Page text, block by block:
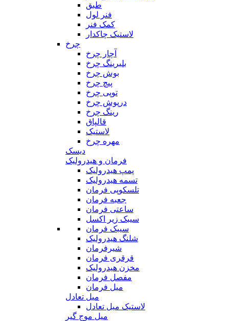
طبق
فنر لول
کمک فنر
لاستیک چاکدار
چرخ
آچار چرخ
بلبرینگ چرخ
بوش چرخ
پیچ چرخ
توپی چرخ
درپوش چرخ
رینگ چرخ
قالپاق
لاستیک
مهره چرخ
دیسک
فرمان و هیدرولیک
پمپ هیدرولیک
تسمه هیدرولیک
تلسکوپی فرمان
جعبه فرمان
ساعتی فرمان
سیبک زیر اکسل
سیبک فرمان
شلنگ هیدرولیک
شیرفرمان
قرقری فرمان
مخزن هیدرولیک
مفصل فرمان
میل فرمان
میل تعادل
لاستیک میل تعادل
میل موج گیر